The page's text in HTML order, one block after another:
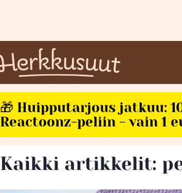
🎁 Huipputarjous jatkuu:
Reactoonz-peliin - vain 1
Kaikki artikkelit: